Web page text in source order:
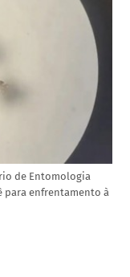
de Entomologia
para enfrentamento à